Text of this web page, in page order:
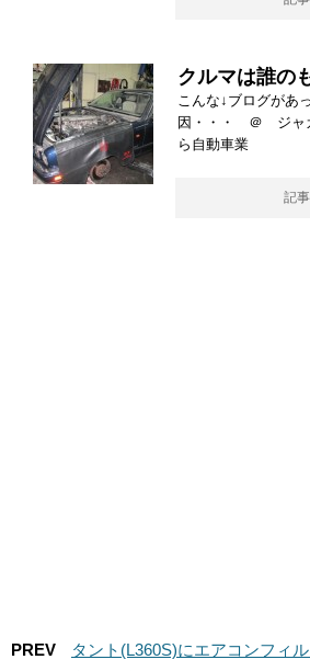
クルマは誰の
こんな↓ブログがあ
因・・・ ＠ ジャ
ら自動車業
記
PREV
タント(L360S)にエアコンフィ